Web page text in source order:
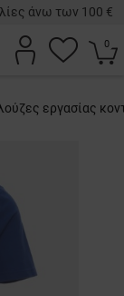
άνω των 100 €
0
εργασίας